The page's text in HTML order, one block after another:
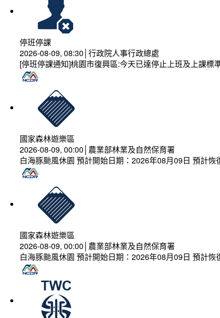
停班停課
2026-08-09, 08:30│行政院人事行政總處
[停班停課通知]桃園市復興區:今天已達停止上班及上課
國家森林遊樂區
2026-08-09, 00:00│農業部林業及自然保育署
白海豚颱風休園 預計開始日期：2026年08月09日 預計
國家森林遊樂區
2026-08-09, 00:00│農業部林業及自然保育署
白海豚颱風休園 預計開始日期：2026年08月09日 預計